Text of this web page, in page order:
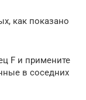
как показано
F и примените
в соседних